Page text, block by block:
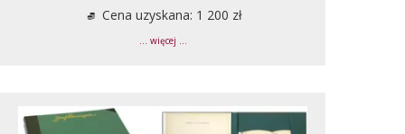
Cena uzyskana: 1 200 zł
... więcej ...